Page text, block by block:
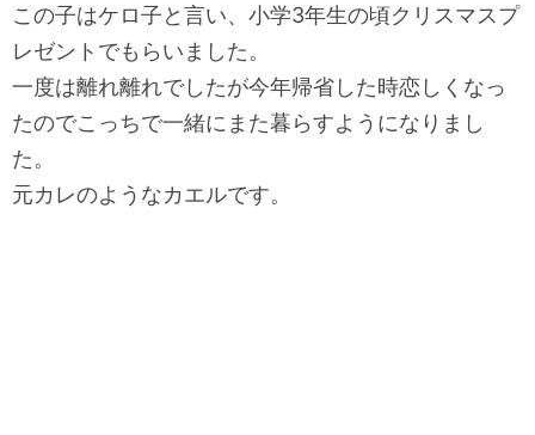
この子はケロ子と言い、小学3年生の頃クリスマスプ
レゼントでもらいました。
一度は離れ離れでしたが今年帰省した時恋しくなっ
たのでこっちで一緒にまた暮らすようになりまし
た。
元カレのようなカエルです。